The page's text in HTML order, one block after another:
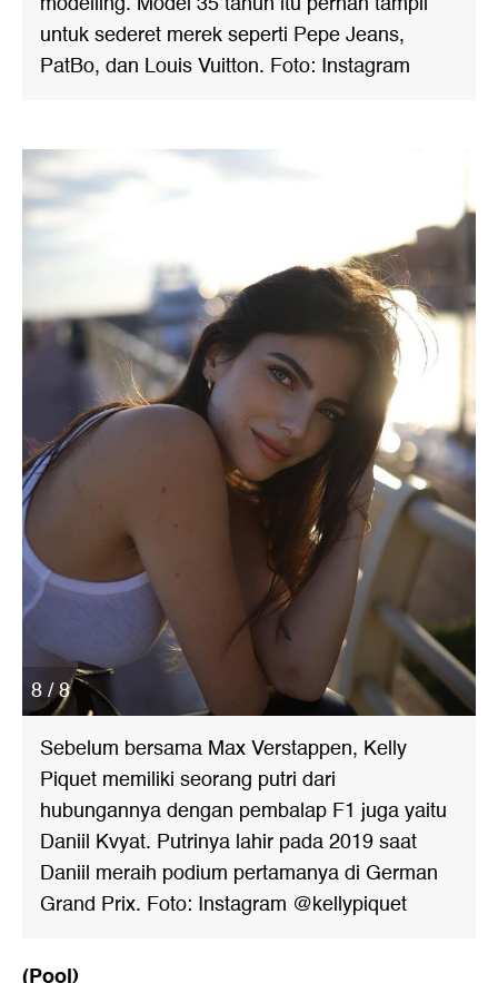
untuk sederet merek seperti Pepe Jeans,
PatBo, dan Louis Vuitton. Foto: Instagram
8 / 8
Sebelum bersama Max Verstappen, Kelly
Piquet memiliki seorang putri dari
hubungannya dengan pembalap F1 juga yaitu
Daniil Kvyat. Putrinya lahir pada 2019 saat
Daniil meraih podium pertamanya di German
Grand Prix. Foto: Instagram @kellypiquet